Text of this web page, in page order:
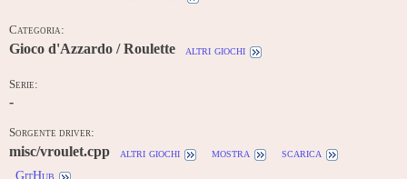
Categoria:
Gioco d'Azzardo / Roulette altri giochi
Serie:
-
Sorgente driver:
misc/vroulet.cpp altri giochi mostra
scarica
GitHub